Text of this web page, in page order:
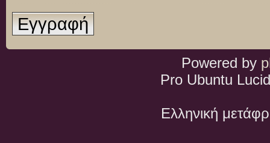
Εγγραφή
Powered by
Pro Ubuntu
Ελληνική